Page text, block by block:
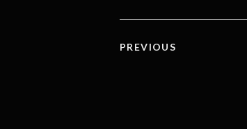
k
PREVIOUS